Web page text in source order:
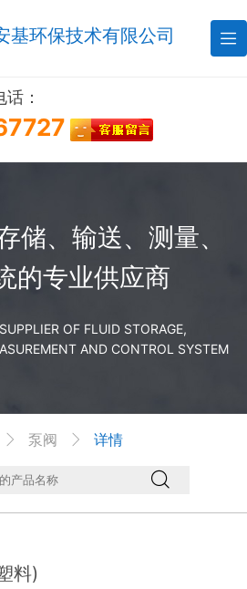
基环保技术有限公司 
：
储、输送、测量、
的专业供应商
OF FLUID STORAGE,
AND CONTROL SYSTEM
 泵阀  详情

料)